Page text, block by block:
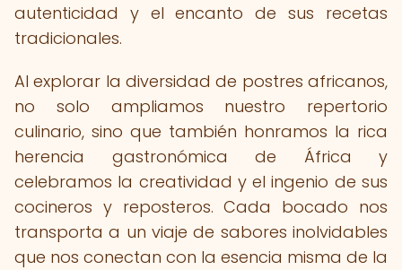
autenticidad y el encanto de sus recetas
tradicionales.
Al explorar la diversidad de postres africanos,
no solo ampliamos nuestro repertorio
culinario, sino que también honramos la rica
herencia gastronómica de África y
celebramos la creatividad y el ingenio de sus
cocineros y reposteros. Cada bocado nos
transporta a un viaje de sabores inolvidables
que nos conectan con la esencia misma de la